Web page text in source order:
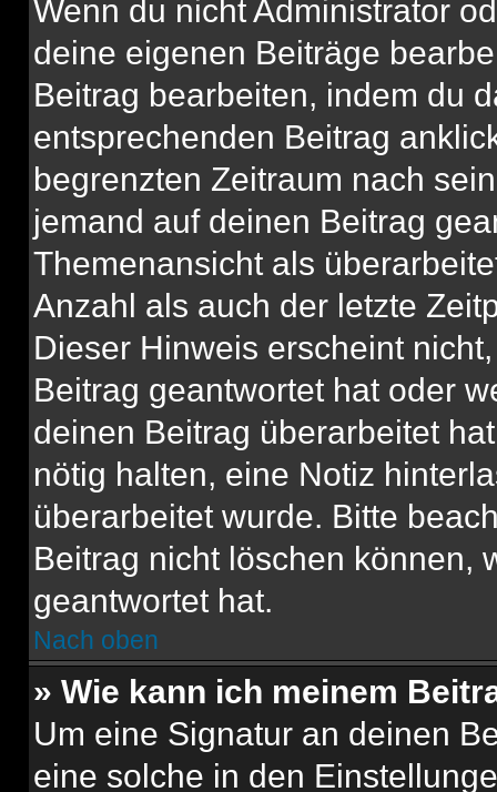
Wenn du nicht Administrator
deine eigenen Beiträge
Beitrag bearbeiten, indem du
entsprechenden Beitrag
begrenzten Zeitraum nach
jemand auf deinen Beitrag
Themenansicht als
Anzahl als auch der letzte
Dieser Hinweis erscheint
Beitrag geantwortet hat oder
deinen Beitrag überarbeitet
nötig halten, eine Notiz
überarbeitet wurde. Bitte
Beitrag nicht löschen können,
geantwortet hat.
Nach oben
» Wie kann ich meinem
Um eine Signatur an deinen
eine solche in den